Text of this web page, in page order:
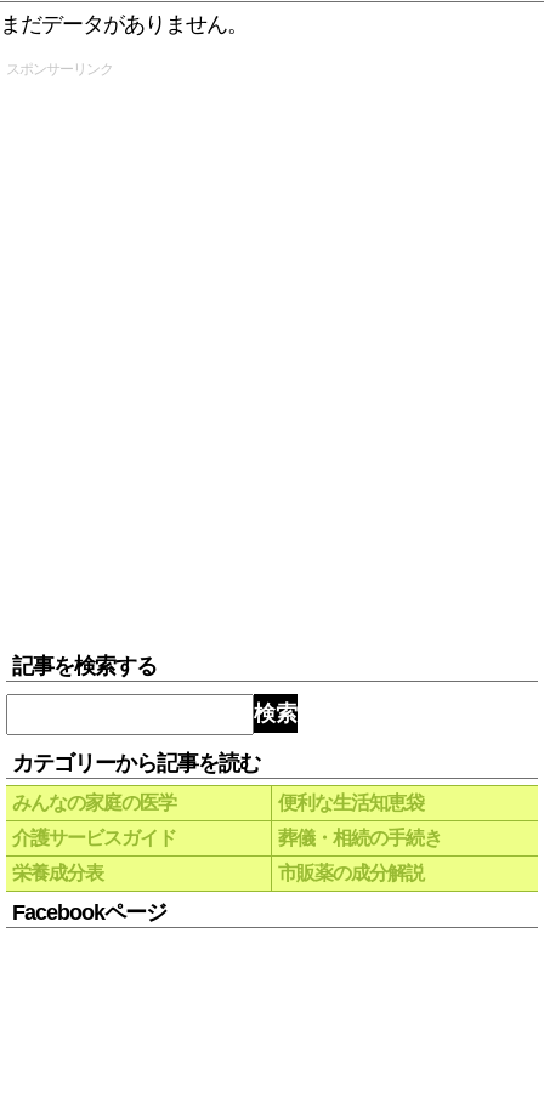
まだデータがありません。
スポンサーリンク
記事を検索する
検索
カテゴリーから記事を読む
みんなの家庭の医学
便利な生活知恵袋
介護サービスガイド
葬儀・相続の手続き
栄養成分表
市販薬の成分解説
Facebookページ